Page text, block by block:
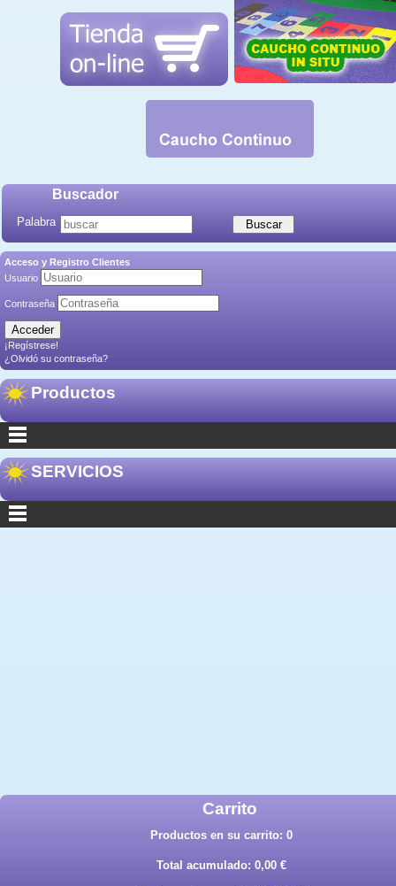
Buscador
Palabra
Acceso y Registro Clientes
Usuario
Contraseña
¡Regístrese!
¿Olvidó su contraseña?
Productos
SERVICIOS
Carrito
Productos en su carrito: 0
Total acumulado: 0,00 €